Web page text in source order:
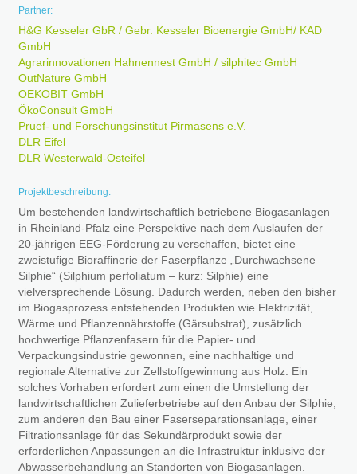
Partner:
H&G Kesseler GbR / Gebr. Kesseler Bioenergie GmbH/ KAD
GmbH
Agrarinnovationen Hahnennest GmbH / silphitec GmbH
OutNature GmbH
OEKOBIT GmbH
ÖkoConsult GmbH
Pruef- und Forschungsinstitut Pirmasens e.V.
DLR Eifel
DLR Westerwald-Osteifel
Projektbeschreibung:
Um bestehenden landwirtschaftlich betriebene Biogasanlagen
in Rheinland-Pfalz eine Perspektive nach dem Auslaufen der
20-jährigen EEG-Förderung zu verschaffen, bietet eine
zweistufige Bioraffinerie der Faserpflanze „Durchwachsene
Silphie“ (Silphium perfoliatum – kurz: Silphie) eine
vielversprechende Lösung. Dadurch werden, neben den bisher
im Biogasprozess entstehenden Produkten wie Elektrizität,
Wärme und Pflanzennährstoffe (Gärsubstrat), zusätzlich
hochwertige Pflanzenfasern für die Papier- und
Verpackungsindustrie gewonnen, eine nachhaltige und
regionale Alternative zur Zellstoffgewinnung aus Holz. Ein
solches Vorhaben erfordert zum einen die Umstellung der
landwirtschaftlichen Zulieferbetriebe auf den Anbau der Silphie,
zum anderen den Bau einer Faserseparationsanlage, einer
Filtrationsanlage für das Sekundärprodukt sowie der
erforderlichen Anpassungen an die Infrastruktur inklusive der
Abwasserbehandlung an Standorten von Biogasanlagen.